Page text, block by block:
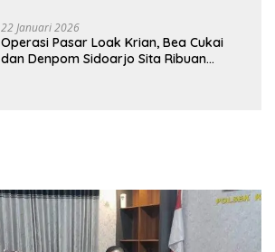
22 Januari 2026
Operasi Pasar Loak Krian, Bea Cukai
dan Denpom Sidoarjo Sita Ribuan